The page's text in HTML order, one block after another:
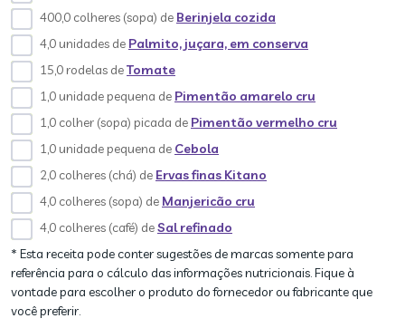
400,0 colheres (sopa) de Berinjela cozida
4,0 unidades de Palmito, juçara, em conserva
15,0 rodelas deTomate
1,0 unidade pequena de Pimentão amarelo cru
1,0 colher (sopa) picada de Pimentão vermelho cru
1,0 unidade pequena de Cebola
2,0 colheres (chá) de Ervas finas Kitano
4,0 colheres (sopa) de Manjericão cru
4,0 colheres (café) deSal refinado
* Esta receita pode conter sugestões de marcas somente para
referência para o cálculo das informações nutricionais. Fique à
vontade para escolher o produto do fornecedor ou fabricante que
você preferir.